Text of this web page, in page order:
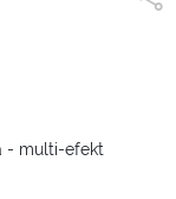
- multi-efekt